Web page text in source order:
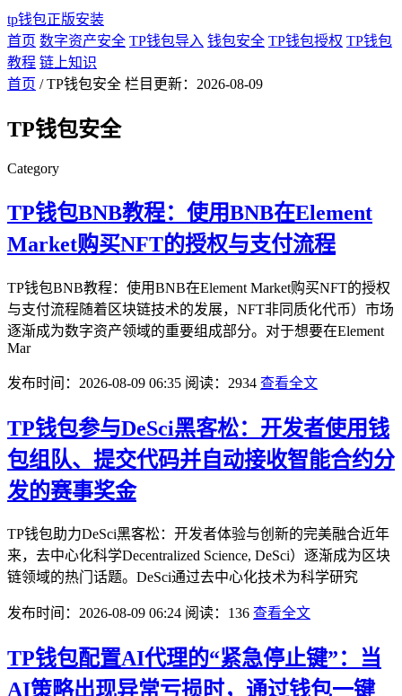
tp钱包正版安装
首页 数字资产安全 TP钱包导入 钱包安全 TP钱包授权 TP钱包
教程 链上知识
首页 / TP钱包安全 栏目更新：2026-08-09
TP钱包安全
Category
TP钱包BNB教程：使用BNB在Element
Market购买NFT的授权与支付流程
TP钱包BNB教程：使用BNB在Element Market购买NFT的授权
与支付流程随着区块链技术的发展，NFT非同质化代币）市场
逐渐成为数字资产领域的重要组成部分。对于想要在Element
Mar
发布时间：2026-08-09 06:35 阅读：2934 查看全文
TP钱包参与DeSci黑客松：开发者使用钱
包组队、提交代码并自动接收智能合约分
发的赛事奖金
TP钱包助力DeSci黑客松：开发者体验与创新的完美融合近年
来，去中心化科学Decentralized Science, DeSci）逐渐成为区块
链领域的热门话题。DeSci通过去中心化技术为科学研究
发布时间：2026-08-09 06:24 阅读：136 查看全文
TP钱包配置AI代理的“紧急停止键”：当
AI策略出现异常亏损时，通过钱包一键